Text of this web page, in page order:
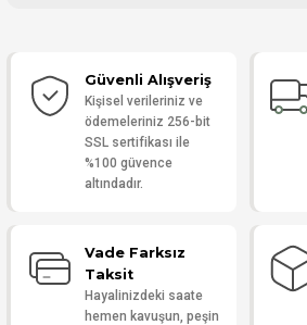
Yorum Yaz
Güvenli Alışveriş
Kişisel verileriniz ve
ödemeleriniz 256-bit
SSL sertifikası ile
%100 güvence
altındadır.
Vade Farksız
Taksit
Hayalinizdeki saate
hemen kavuşun, peşin